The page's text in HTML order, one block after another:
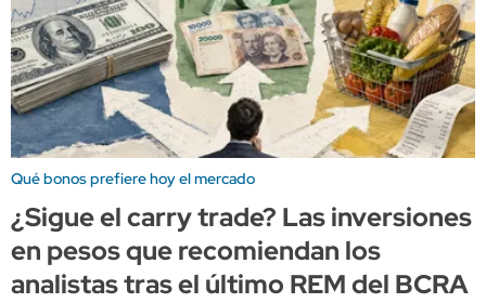
Qué bonos prefiere hoy el mercado
¿Sigue el carry trade? Las inversiones
en pesos que recomiendan los
analistas tras el último REM del BCRA